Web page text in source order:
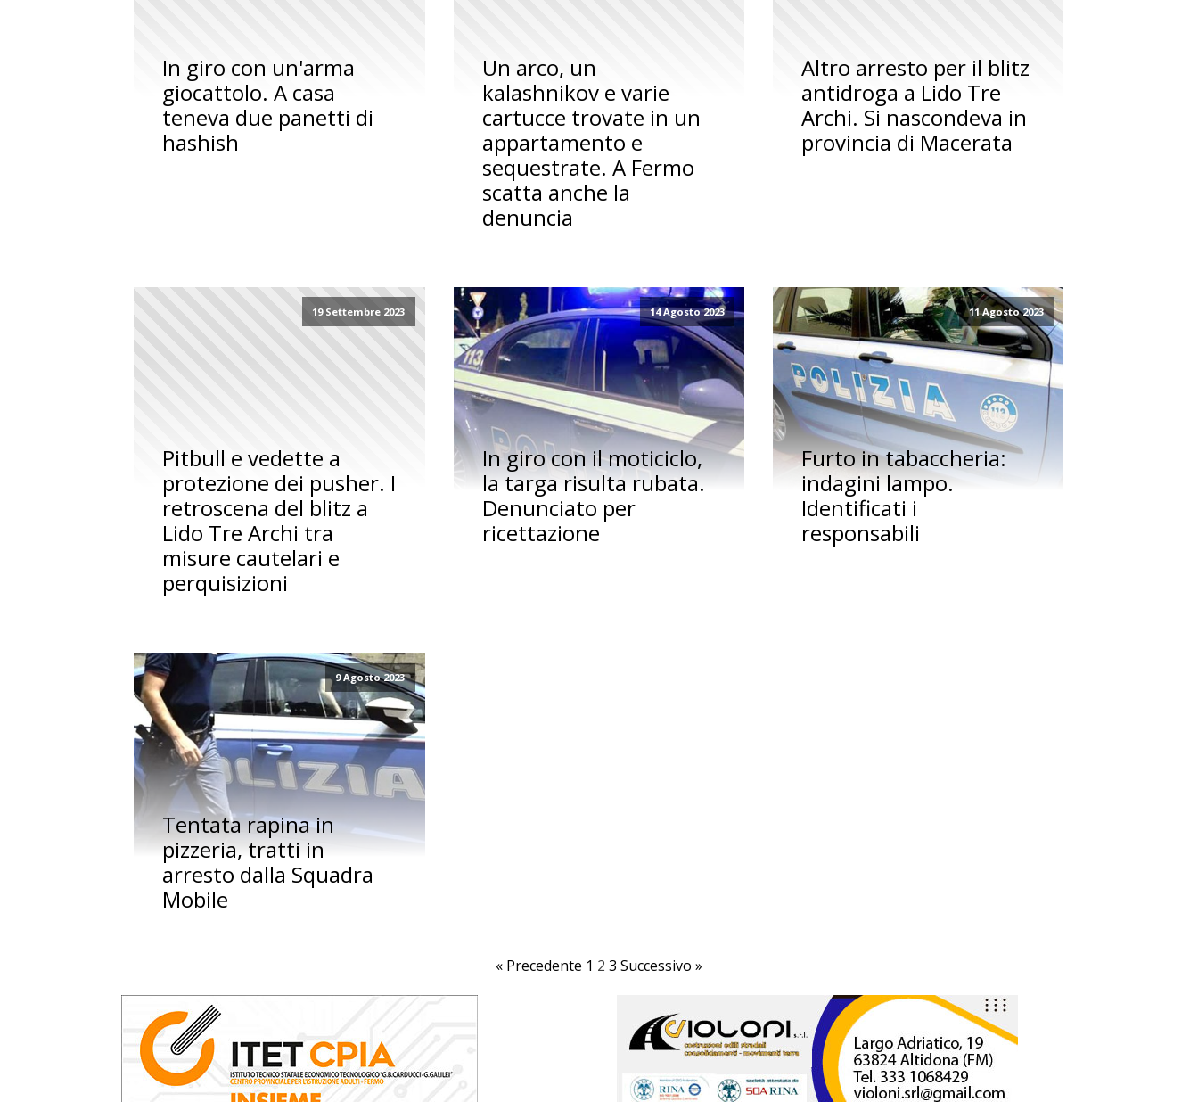
In giro con un'arma
giocattolo. A casa
teneva due panetti di
hashish
Un arco, un
kalashnikov e varie
cartucce trovate in un
appartamento e
sequestrate. A Fermo
scatta anche la
denuncia
Altro arresto per il blitz
antidroga a Lido Tre
Archi. Si nascondeva in
provincia di Macerata
19 Settembre 2023
Pitbull e vedette a
protezione dei pusher. I
retroscena del blitz a
Lido Tre Archi tra
misure cautelari e
perquisizioni
14 Agosto 2023
In giro con il moticiclo,
la targa risulta rubata.
Denunciato per
ricettazione
11 Agosto 2023
Furto in tabaccheria:
indagini lampo.
Identificati i
responsabili
9 Agosto 2023
Tentata rapina in
pizzeria, tratti in
arresto dalla Squadra
Mobile
« Precedente 1 2 3 Successivo »